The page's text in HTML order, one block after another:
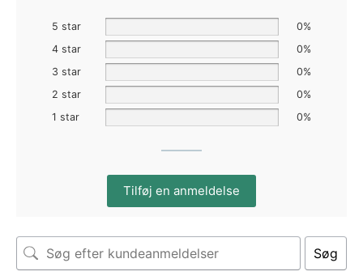
5 star
0%
4 star
0%
3 star
0%
2 star
0%
1 star
0%
Tilføj en anmeldelse
Søg